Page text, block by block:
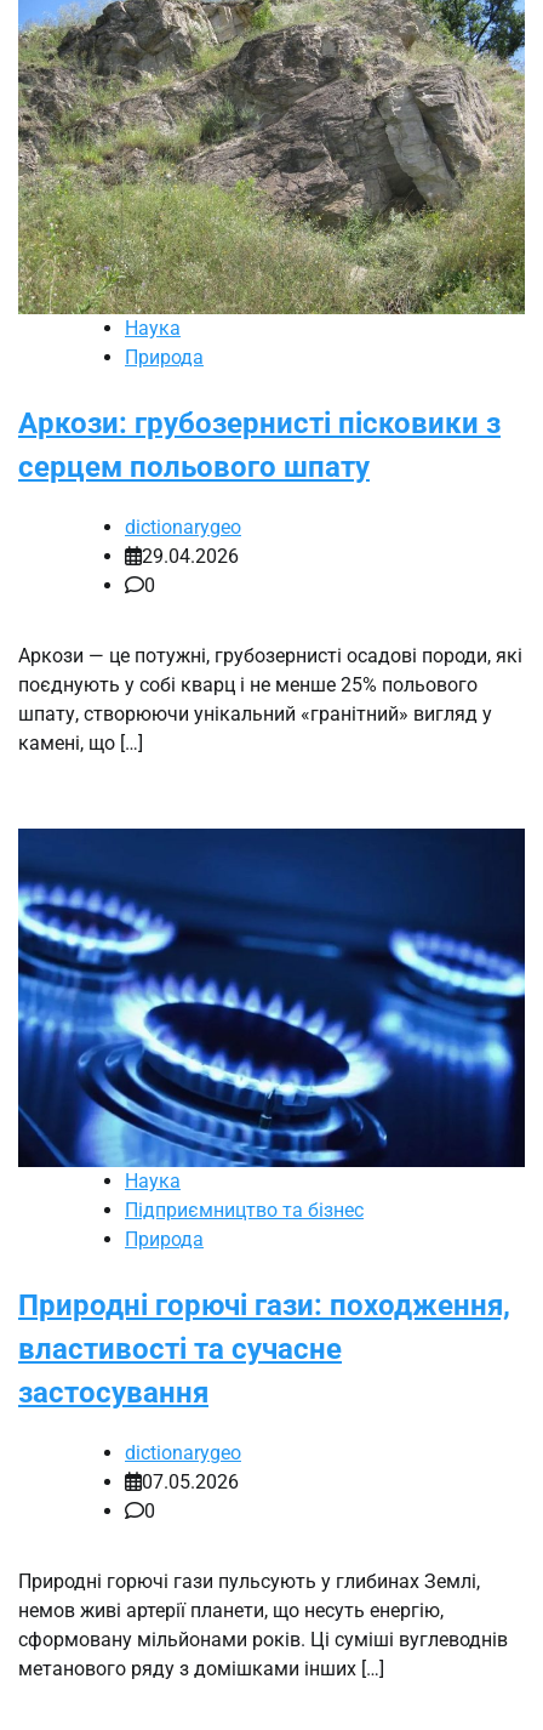
Наука
Природа
Аркози: грубозернисті пісковики з
серцем польового шпату
dictionarygeo
29.04.2026
0
Аркози — це потужні, грубозернисті осадові породи, які
поєднують у собі кварц і не менше 25% польового
шпату, створюючи унікальний «гранітний» вигляд у
камені, що […]
Наука
Підприємництво та бізнес
Природа
Природні горючі гази: походження,
властивості та сучасне
застосування
dictionarygeo
07.05.2026
0
Природні горючі гази пульсують у глибинах Землі,
немов живі артерії планети, що несуть енергію,
сформовану мільйонами років. Ці суміші вуглеводнів
метанового ряду з домішками інших […]